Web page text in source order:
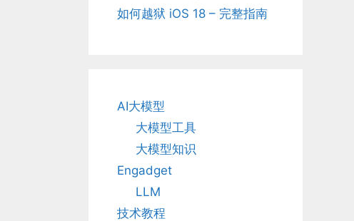
如何越狱 iOS 18 – 完整指南
AI大模型
大模型工具
大模型知识
Engadget
LLM
技术教程